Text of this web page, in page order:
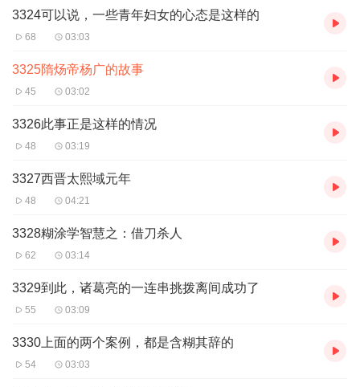
3324可以说，一些青年妇女的心态是这样的
68 03:03
3325隋炀帝杨广的故事
45 03:02
3326此事正是这样的情况
48 03:19
3327西晋太熙域元年
48 04:21
3328糊涂学智慧之：借刀杀人
62 03:14
3329到此，诸葛亮的一连串挑拨离间成功了
55 03:09
3330上面的两个案例，都是含糊其辞的
54 03:03